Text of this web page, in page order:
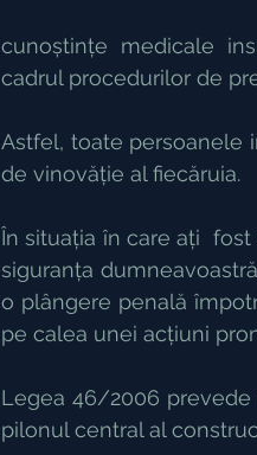
cunoștințe medicale
cadrul procedurilor de
Astfel, toate persoanele
de vinovăție al fiecăruia.
În situația în care ați
siguranța
o plângere penală
pe calea unei acțiuni
Legea 46/2006
pilonul central al